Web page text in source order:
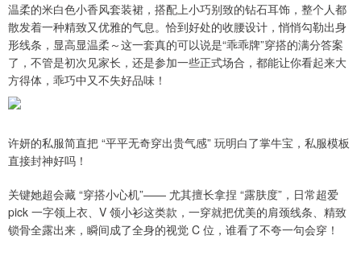
温柔的米白色小香风套装裙，搭配上小巧别致的钻石耳饰，整个人都
散发着一种精致又优雅的气息。恰到好处的收腰设计，悄悄勾勒出身
形线条，显高显温柔～这一套真的可以说是“乖乖牌”穿搭的满分答案
了，不管是初次见家长，还是参加一些正式场合，都能让你看起来大
方得体，乖巧中又不失好品味！
许妍的私服简直把 “平平无奇穿出贵气感” 玩明白了掌牛宝，私服模板
直接封神好吗！
关键她超会藏 “穿搭小心机”—— 尤其擅长拿捏 “露肤度”，日常超爱
pick 一字领上衣、V 领小衫这类款，一穿就把优美的肩颈线条、精致
锁骨全露出来，瞬间成了全身的视觉 C 位，谁看了不夸一句会穿！